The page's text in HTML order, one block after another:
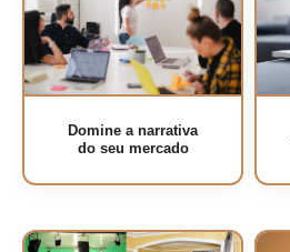
Domine a narrativa
do seu mercado